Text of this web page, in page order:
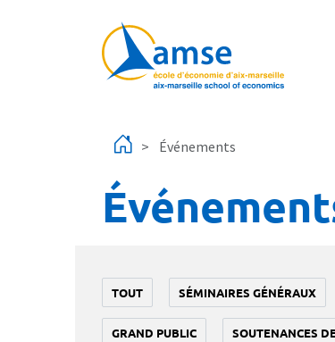
Événements
TOUT SÉMINAIRES GÉNÉRAUX
GRAND PUBLIC SOUTENANCES